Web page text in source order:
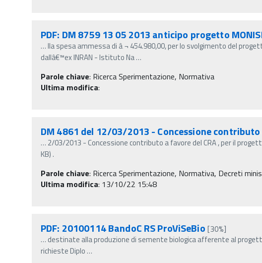
PDF: DM 8759 13 05 2013 anticipo progetto
…lla spesa ammessa di â‚¬ 454.980,00, per lo svolgimento del
dallâ€™ex INRAN - Istituto Na…
Parole chiave: Ricerca Sperimentazione, Normativa
Ultima modifica:
DM 4861 del 12/03/2013 - Concessione
… 2/03/2013 - Concessione contributo a favore del CRA , per il
KB) .
Parole chiave: Ricerca Sperimentazione, Normativa, Decreti
Ultima modifica: 13/10/22 15:48
PDF: 20100114 BandoC RS ProViSeBio [30%]
…destinate alla produzione di semente biologica afferente al
richieste Diplo…